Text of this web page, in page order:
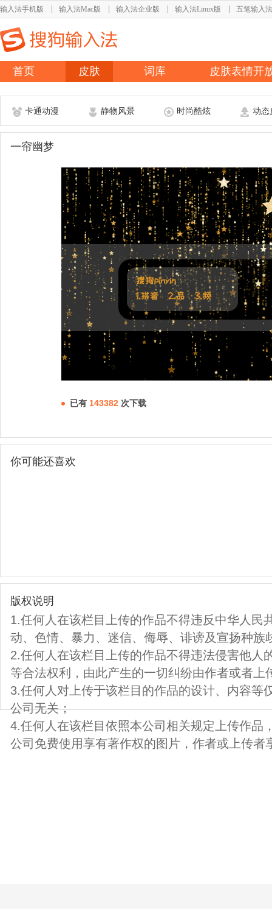
输入法手机版 输入法Mac版 输入法企业版 输入法Linux版 五笔输入法
首页 皮肤 词库 皮肤表情开
卡通动漫 静物风景 时尚酷炫 动态
一帘幽梦
已有 143382 次下载
你可能还喜欢
版权说明
1.任何人在该栏目上传的作品不得违反中华人民
动、色情、暴力、迷信、侮辱、诽谤及宣扬种族
2.任何人在该栏目上传的作品不得违法侵害他人
等合法权利，由此产生的一切纠纷由作者或者上
3.任何人对上传于该栏目的作品的设计、内容等
公司无关；
4.任何人在该栏目依照本公司相关规定上传作品
公司免费使用享有著作权的图片，作者或上传者